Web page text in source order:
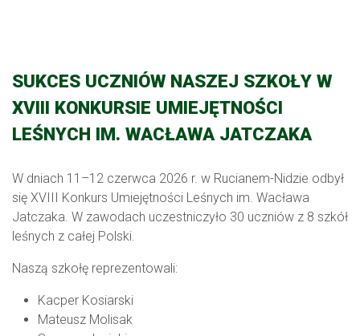
SUKCES UCZNIÓW NASZEJ SZKOŁY W
XVIII KONKURSIE UMIEJĘTNOŚCI
LEŚNYCH IM. WACŁAWA JATCZAKA
W dniach 11–12 czerwca 2026 r. w Rucianem-Nidzie odbył
się XVIII Konkurs Umiejętności Leśnych im. Wacława
Jatczaka. W zawodach uczestniczyło 30 uczniów z 8 szkół
leśnych z całej Polski.
Naszą szkołę reprezentowali:
Kacper Kosiarski
Mateusz Molisak